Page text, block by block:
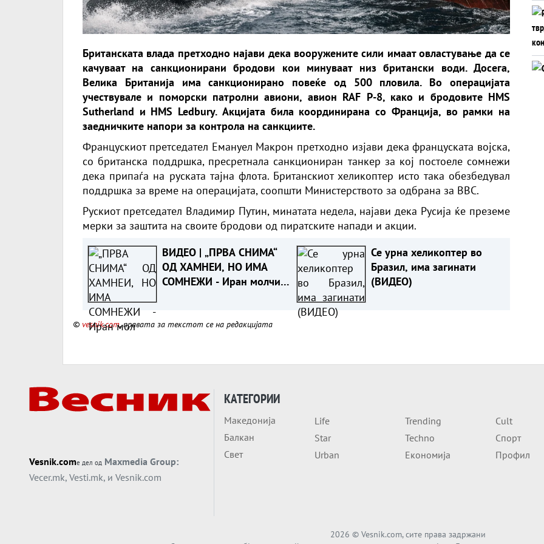
Британската влада претходно најави дека вооружените сили имаат овластување да се
качуваат на санкционирани бродови кои минуваат низ британски води. Досега,
Велика Британија има санкционирано повеќе од 500 пловила. Во операцијата
учествувале и поморски патролни авиони, авион RAF P-8, како и бродовите HMS
Sutherland и HMS Ledbury. Акцијата била координирана со Франција, во рамки на
заедничките напори за контрола на санкциите.
Францускиот претседател Емануел Макрон претходно изјави дека француската војска,
со британска поддршка, пресретнала санкциониран танкер за кој постоеле сомнежи
дека припаѓа на руската тајна флота. Британскиот хеликоптер исто така обезбедувал
поддршка за време на операцијата, соопшти Министерството за одбрана за BBC.
Рускиот претседател Владимир Путин, минатата недела, најави дека Русија ќе преземе
мерки за заштита на своите бродови од пиратските напади и акции.
ВИДЕО | „ПРВА СНИМА“
ОД ХАМНЕИ, НО ИМА
СОМНЕЖИ - Иран молчи:
Се урна хеликоптер во
Бразил, има загинати
(ВИДЕО)
© vesnik.com, правата за текстот се на редакцијата
Vesnik.comе дел од Maxmedia Group:
Vecer.mk, Vesti.mk, и Vesnik.com
КАТЕГОРИИ
Македонија
Балкан
Свет
Life
Star
Urban
Trending
Techno
Економија
Cult
Спорт
Профил
2026 © Vesnik.com, сите права задржани